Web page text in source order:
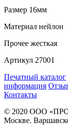
Размер 16мм
Материал нейлон
Прочее жесткая
Артикул 27001
Печатный каталог
информация
Контакты
© 2020 ООО
Москве.